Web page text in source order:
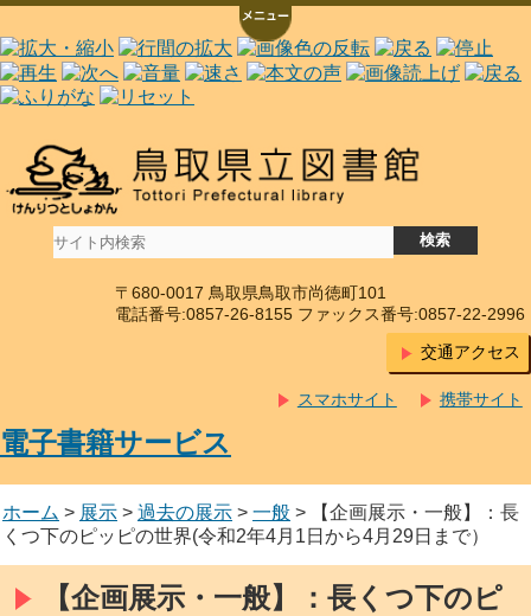
〒680-0017 鳥取県鳥取市尚徳町101
電話番号:0857-26-8155 ファックス番号:0857-22-2996
交通アクセス
携帯サイト
スマホサイト
電子書籍サービス
ホーム > 展示 > 過去の展示 > 一般 > 【企画展示・一般】：長
くつ下のピッピの世界(令和2年4月1日から4月29日まで）
【企画展示・一般】：長くつ下のピ